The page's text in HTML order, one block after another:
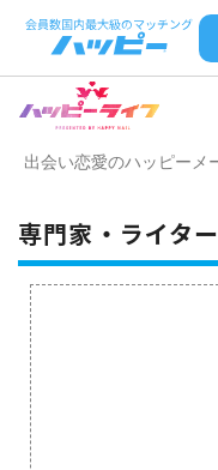
出会い恋愛のハッピーメ
専門家・ライタ